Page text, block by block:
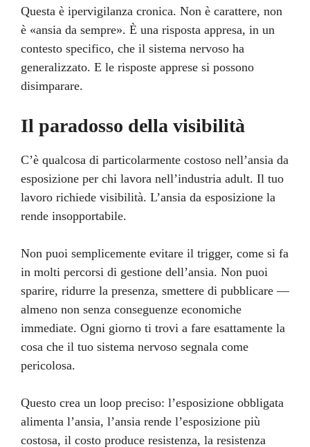
Questa è ipervigilanza cronica. Non è carattere, non
è «ansia da sempre». È una risposta appresa, in un
contesto specifico, che il sistema nervoso ha
generalizzato. E le risposte apprese si possono
disimparare.
Il paradosso della visibilità
C’è qualcosa di particolarmente costoso nell’ansia da
esposizione per chi lavora nell’industria adult. Il tuo
lavoro richiede visibilità. L’ansia da esposizione la
rende insopportabile.
Non puoi semplicemente evitare il trigger, come si fa
in molti percorsi di gestione dell’ansia. Non puoi
sparire, ridurre la presenza, smettere di pubblicare —
almeno non senza conseguenze economiche
immediate. Ogni giorno ti trovi a fare esattamente la
cosa che il tuo sistema nervoso segnala come
pericolosa.
Questo crea un loop preciso: l’esposizione obbligata
alimenta l’ansia, l’ansia rende l’esposizione più
costosa, il costo produce resistenza, la resistenza